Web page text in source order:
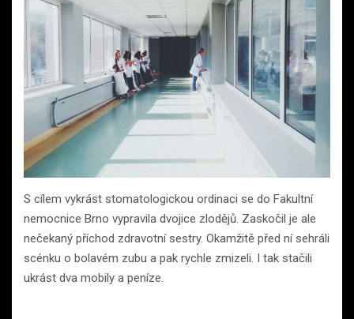
S cílem vykrást stomatologickou ordinaci se do Fakultní
nemocnice Brno vypravila dvojice zlodějů. Zaskočil je ale
nečekaný příchod zdravotní sestry. Okamžitě před ní sehráli
scénku o bolavém zubu a pak rychle zmizeli. I tak stačili
ukrást dva mobily a peníze.